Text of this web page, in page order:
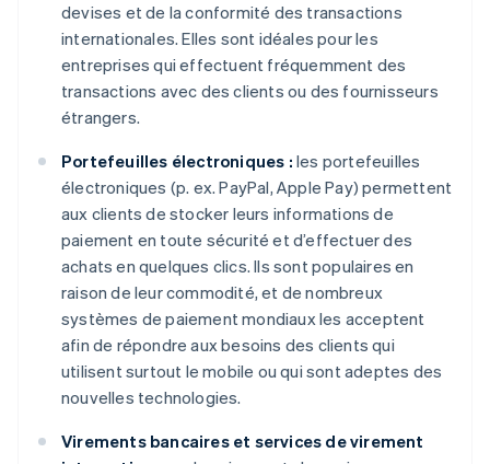
devises et de la conformité des transactions
internationales. Elles sont idéales pour les
entreprises qui effectuent fréquemment des
transactions avec des clients ou des fournisseurs
étrangers.
Portefeuilles électroniques : les portefeuilles
électroniques (p. ex. PayPal, Apple Pay) permettent
aux clients de stocker leurs informations de
paiement en toute sécurité et d’effectuer des
achats en quelques clics. Ils sont populaires en
raison de leur commodité, et de nombreux
systèmes de paiement mondiaux les acceptent
afin de répondre aux besoins des clients qui
utilisent surtout le mobile ou qui sont adeptes des
nouvelles technologies.
Virements bancaires et services de virement